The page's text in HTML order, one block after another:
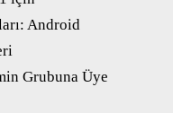
Android
Grubuna Üye